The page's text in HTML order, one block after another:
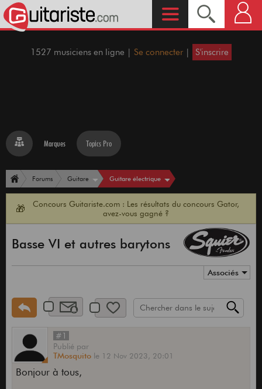
1527 musiciens en ligne | Se connecter | S'inscrire
Marques Topics Pro
Forums Guitare Guitare électrique
🎁
Concours Guitariste.com : Les résultats du concours Gator,
avez-vous gagné ?
Basse VI et autres barytons
Associés
#1
Publié par
TMosquito le 12 Nov 2023, 20:01
Bonjour à tous,